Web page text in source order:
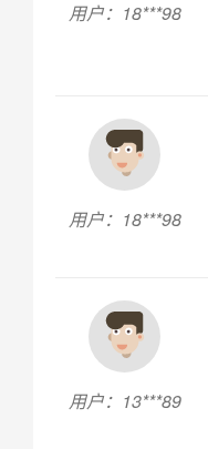
用户：18***98
用户：18***98
用户：13***89